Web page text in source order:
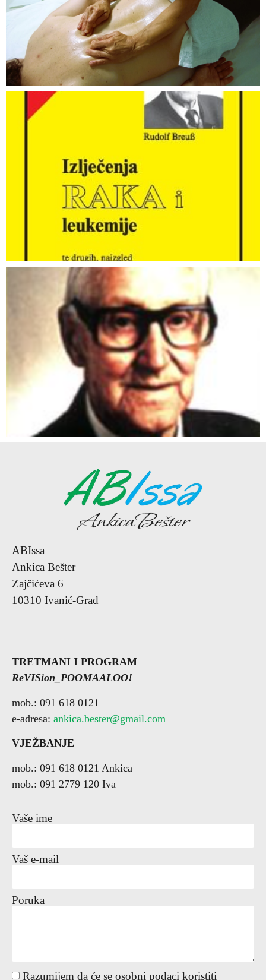
ABIssa
Ankica Bešter
Zajčićeva 6
10310 Ivanić-Grad
TRETMANI I PROGRAM
ReVISion_POOMAALOO!
mob.: 091 618 0121
e-adresa: ankica.bester@gmail.com
VJEŽBANJE
mob.: 091 618 0121 Ankica
mob.: 091 2779 120 Iva
Vaše ime
Vaš e-mail
Poruka
Razumijem da će se osobni podaci koristiti